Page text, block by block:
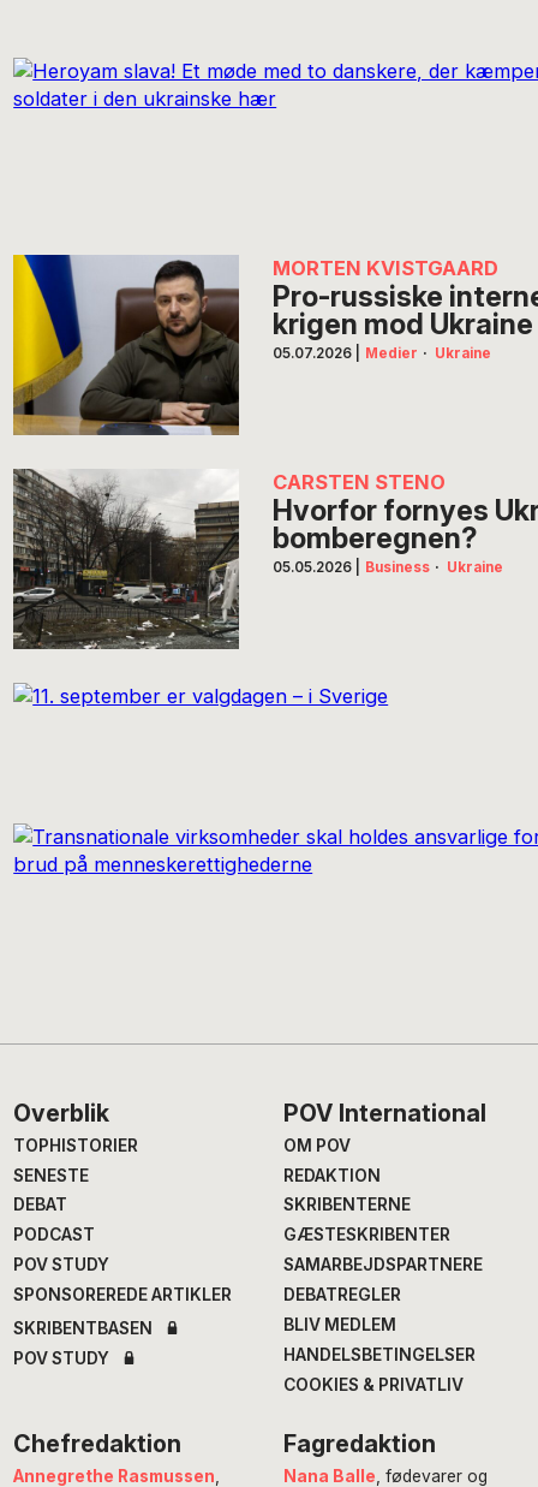
MORTEN KVISTGAARD
Pro-russiske
krigen mod
05.07.2026 Medier · Ukraine
CARSTEN STENO
Hvorfor fornyes
bomberegnen?
05.05.2026 Business · Ukraine
Footer
Overblik
TOPHISTORIER
SENESTE
DEBAT
PODCAST
POV STUDY
SPONSOREREDE ARTIKLER
SKRIBENTBASEN
POV STUDY
POV International
OM POV
REDAKTION
SKRIBENTERNE
GÆSTESKRIBENTER
SAMARBEJDSPARTNERE
DEBATREGLER
BLIV MEDLEM
HANDELSBETINGELSER
COOKIES & PRIVATLIV
Chefredaktion
Annegrethe Rasmussen
Fagredaktion
Nana Balle , fødevarer og